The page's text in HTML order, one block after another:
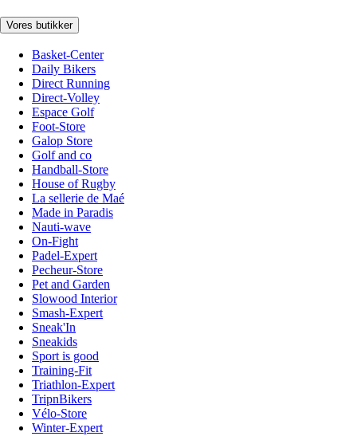
Vores butikker
Basket-Center
Daily Bikers
Direct Running
Direct-Volley
Espace Golf
Foot-Store
Galop Store
Golf and co
Handball-Store
House of Rugby
La sellerie de Maé
Made in Paradis
Nauti-wave
On-Fight
Padel-Expert
Pecheur-Store
Pet and Garden
Slowood Interior
Smash-Expert
Sneak'In
Sneakids
Sport is good
Training-Fit
Triathlon-Expert
TripnBikers
Vélo-Store
Winter-Expert